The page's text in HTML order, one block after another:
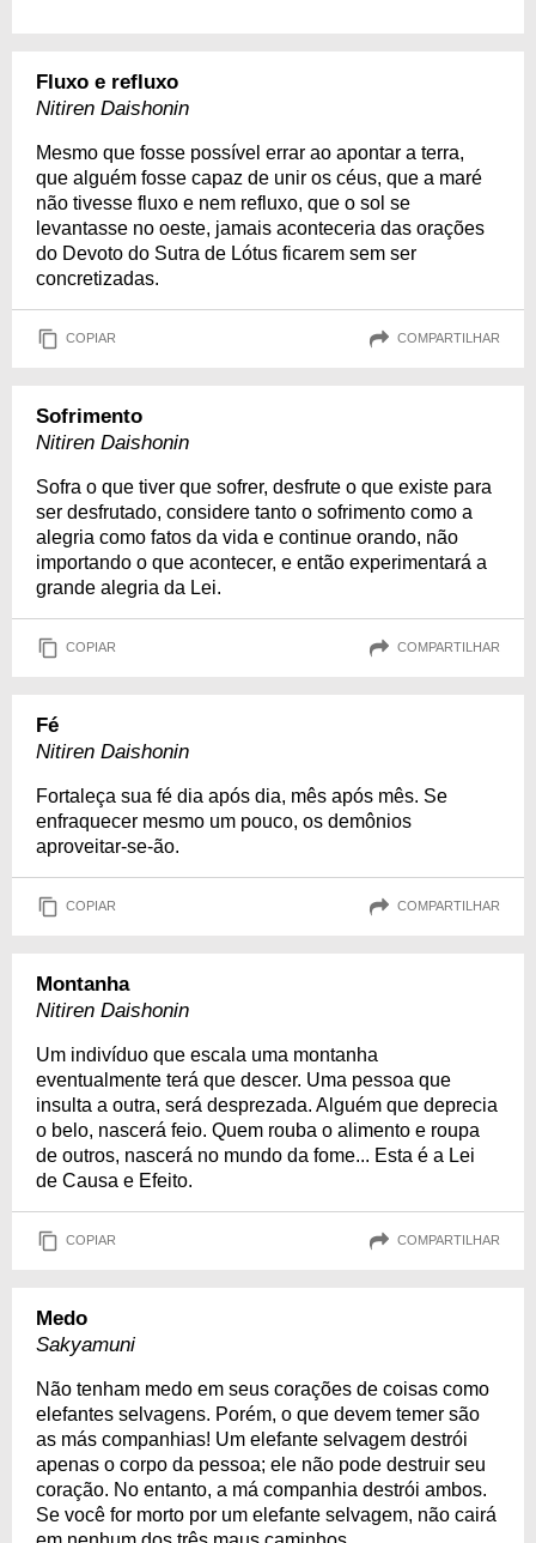
Fluxo e refluxo
Nitiren Daishonin
Mesmo que fosse possível errar ao apontar a terra,
que alguém fosse capaz de unir os céus, que a maré
não tivesse fluxo e nem refluxo, que o sol se
levantasse no oeste, jamais aconteceria das orações
do Devoto do Sutra de Lótus ficarem sem ser
concretizadas.
COPIAR COMPARTILHAR
Sofrimento
Nitiren Daishonin
Sofra o que tiver que sofrer, desfrute o que existe para
ser desfrutado, considere tanto o sofrimento como a
alegria como fatos da vida e continue orando, não
importando o que acontecer, e então experimentará a
grande alegria da Lei.
COPIAR COMPARTILHAR
Fé
Nitiren Daishonin
Fortaleça sua fé dia após dia, mês após mês. Se
enfraquecer mesmo um pouco, os demônios
aproveitar-se-ão.
COPIAR COMPARTILHAR
Montanha
Nitiren Daishonin
Um indivíduo que escala uma montanha
eventualmente terá que descer. Uma pessoa que
insulta a outra, será desprezada. Alguém que deprecia
o belo, nascerá feio. Quem rouba o alimento e roupa
de outros, nascerá no mundo da fome... Esta é a Lei
de Causa e Efeito.
COPIAR COMPARTILHAR
Medo
Sakyamuni
Não tenham medo em seus corações de coisas como
elefantes selvagens. Porém, o que devem temer são
as más companhias! Um elefante selvagem destrói
apenas o corpo da pessoa; ele não pode destruir seu
coração. No entanto, a má companhia destrói ambos.
Se você for morto por um elefante selvagem, não cairá